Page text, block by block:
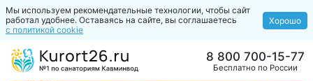
Мы используем рекомендательные технологии, чтобы сайт
работал удобнее. Оставаясь на сайте, вы соглашаетесь
с политикой cookie
Хорошо
Бесплатно по России
8 800 700-15-77